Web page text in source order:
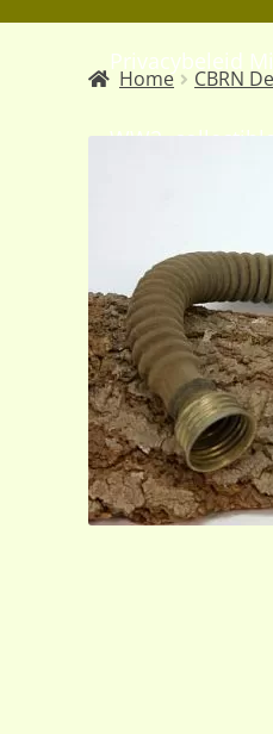
Privacybeleid
WW2,
Home CBRN